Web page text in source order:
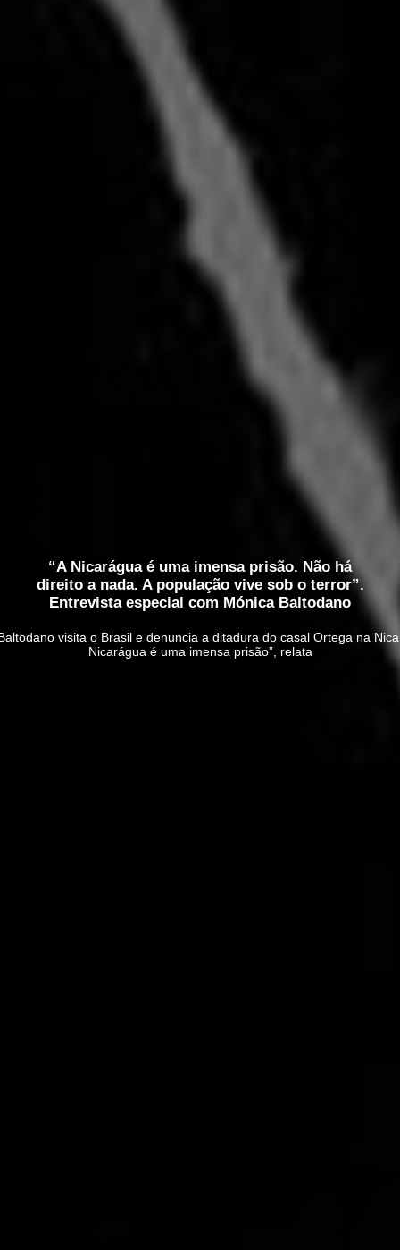
“A Nicarágua é uma imensa prisão. Não há
direito a nada. A população vive sob o terror”.
Entrevista especial com Mónica Baltodano
visita o Brasil e denuncia a ditadura do casal Ortega na
Nicarágua é uma imensa prisão”, relata